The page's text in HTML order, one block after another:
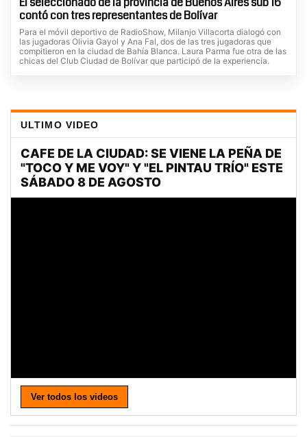
contó con tres representantes de Bolívar
Para el móvil deportivo de RadioShow, Milanjo Villacorta dialogó con
las jugadoras Olivia Gayol y Ana Fal, dos de las tres jugadoras que
compitieron en la ciudad de Bahía Blanca. Laura Parma fue otra de las
chicas del Club Ciudad de Bolívar que participó de la experiencia.
ULTIMO VIDEO
Ver todos los videos